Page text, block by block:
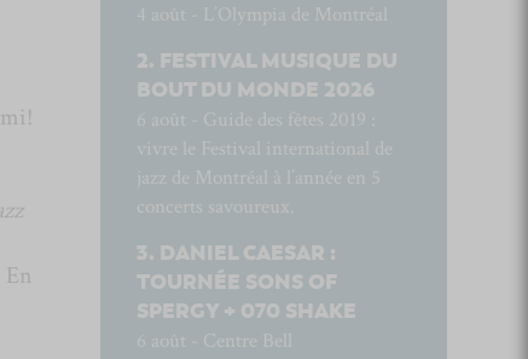
4 août - L’Olympia de Montréal
FESTIVAL MUSIQUE DU
BOUT DU MONDE 2026
6 août - Guide des fêtes 2019 :
vivre le Festival international de
jazz de Montréal à l’année en 5
concerts savoureux.
DANIEL CAESAR :
TOURNÉE SONS OF
SPERGY + 070 SHAKE
6 août - Centre Bell